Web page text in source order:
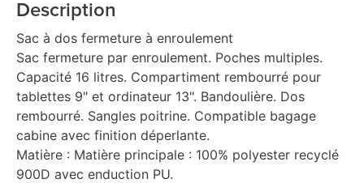
Description
Sac à dos fermeture à enroulement
Sac fermeture par enroulement. Poches multiples.
Capacité 16 litres. Compartiment rembourré pour
tablettes 9" et ordinateur 13". Bandoulière. Dos
rembourré. Sangles poitrine. Compatible bagage
cabine avec finition déperlante.
Matière : Matière principale : 100% polyester recyclé
900D avec enduction PU.